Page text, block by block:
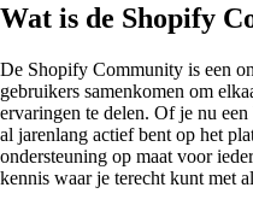
Wat is de Shopify
De Shopify Community is een
gebruikers samenkomen om
ervaringen te delen. Of je nu
al jarenlang actief bent op het
ondersteuning op maat voor
kennis waar je terecht kunt met